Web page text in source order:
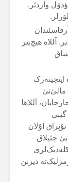
واردئر.
آللاە هیچ‌بیر
اینجیتەرک
مالئ‌نئ
آللاها
گیبی
اۇلان
چئپلاق
دیرنن